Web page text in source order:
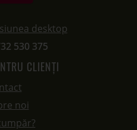
desktop
530 375
CLIENȚI
noi